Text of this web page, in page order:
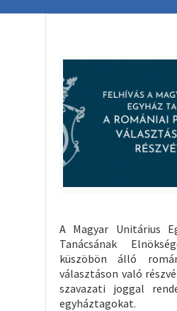
A Magyar Unitárius
Tanácsának
küszöbön álló
választáson való
szavazati joggal
egyháztagokat.